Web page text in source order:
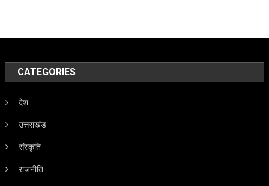
CATEGORIES
देश
उत्तराखंड
संस्कृति
राजनीति